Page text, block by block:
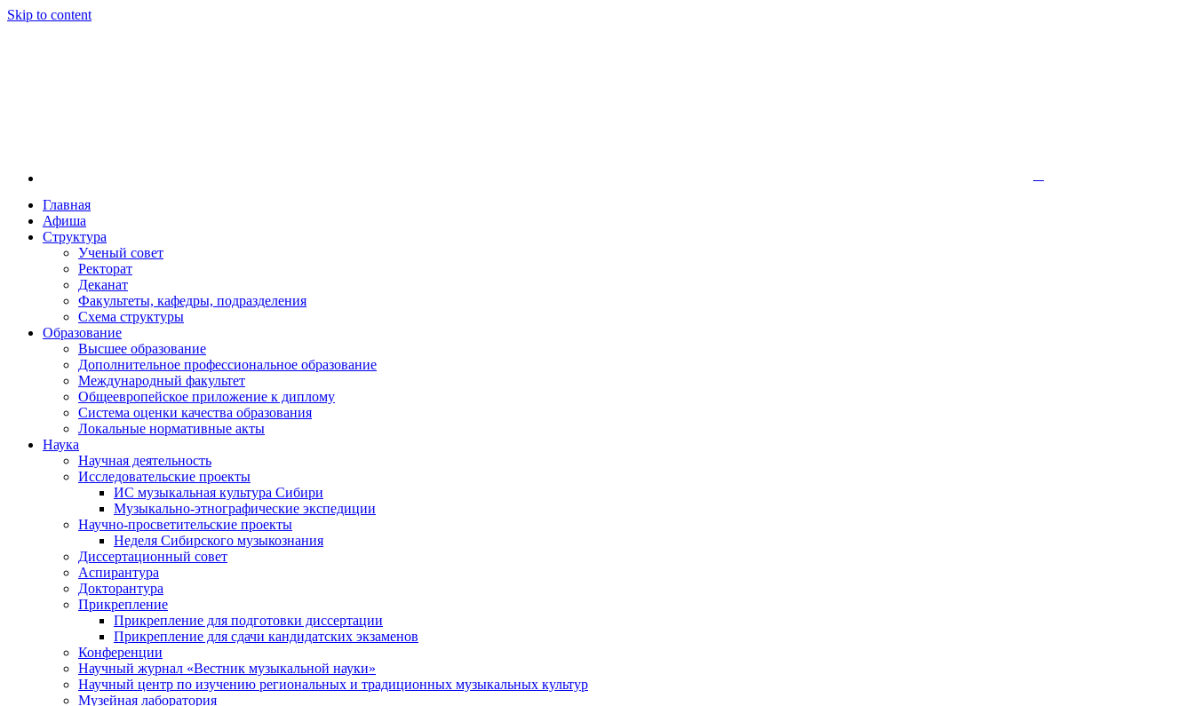
Skip to content
Новосибирская государственная консерватория имени М. И. Глинки
Новосибирская государственная консерватория имени М. И. Глинки — высшее музыкальное учебное заведение в Новосибирске. Основанная в 1956
году распоряжением совмина РСФСР и указом министерства культуры РСФСР, консерватория стала первым музыкальным высшим учебным
заведением в Сибири[2] и до сих пор остаётся единственным за пределами европейской части России[3]. С 1957 года она носит имя Михаила Ивановича
Глинки.
Главная
Афиша
Структура
Ученый совет
Ректорат
Деканат
Факультеты, кафедры, подразделения
Схема структуры
Образование
Высшее образование
Дополнительное профессиональное образование
Международный факультет
Общеевропейское приложение к диплому
Система оценки качества образования
Локальные нормативные акты
Наука
Научная деятельность
Исследовательские проекты
ИС музыкальная культура Сибири
Музыкально-этнографические экспедиции
Научно-просветительские проекты
Неделя Сибирского музыкознания
Диссертационный совет
Аспирантура
Докторантура
Прикрепление
Прикрепление для подготовки диссертации
Прикрепление для сдачи кандидатских экзаменов
Конференции
Научный журнал «Вестник музыкальной науки»
Научный центр по изучению региональных и традиционных музыкальных культур
Музейная лаборатория